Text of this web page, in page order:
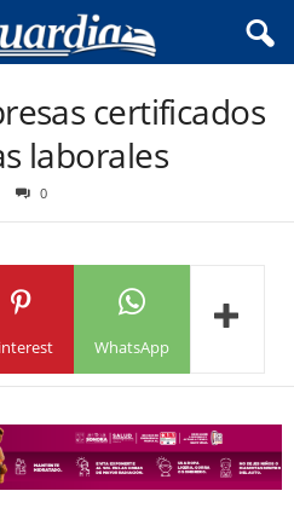
certificados
laborales
0
WhatsApp